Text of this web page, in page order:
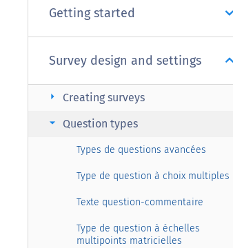
Getting started
Survey design and settings
Creating surveys
arrow_right
Question types
arrow_right
Types de questions avancées
Type de question à choix multiples
Texte question-commentaire
Type de question à échelles
multipoints matricielles